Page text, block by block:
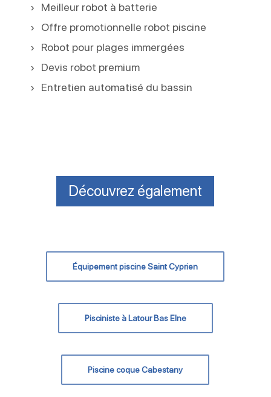
Meilleur robot à batterie
Offre promotionnelle robot piscine
Robot pour plages immergées
Devis robot premium
Entretien automatisé du bassin
Découvrez également
Équipement piscine Saint Cyprien
Pisciniste à Latour Bas Elne
Piscine coque Cabestany